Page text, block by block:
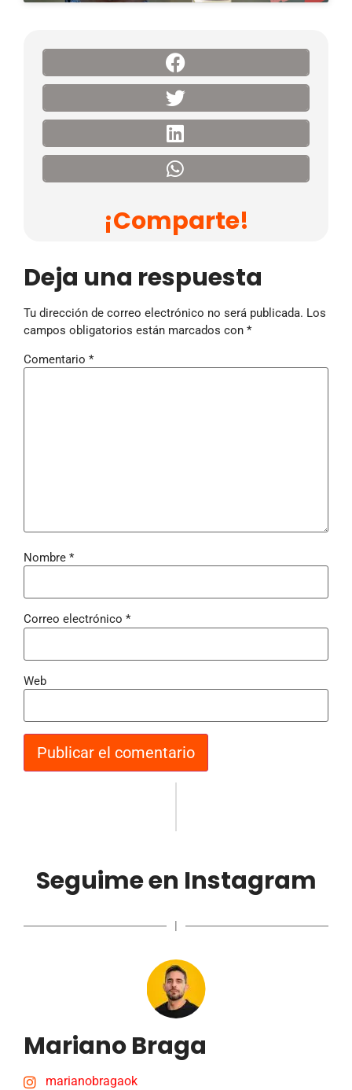
¡Comparte!
Deja una respuesta
Tu dirección de correo electrónico no será publicada. Los
campos obligatorios están marcados con *
Comentario *
Nombre *
Correo electrónico *
Web
Seguime en Instagram
|
Mariano Braga
marianobragaok